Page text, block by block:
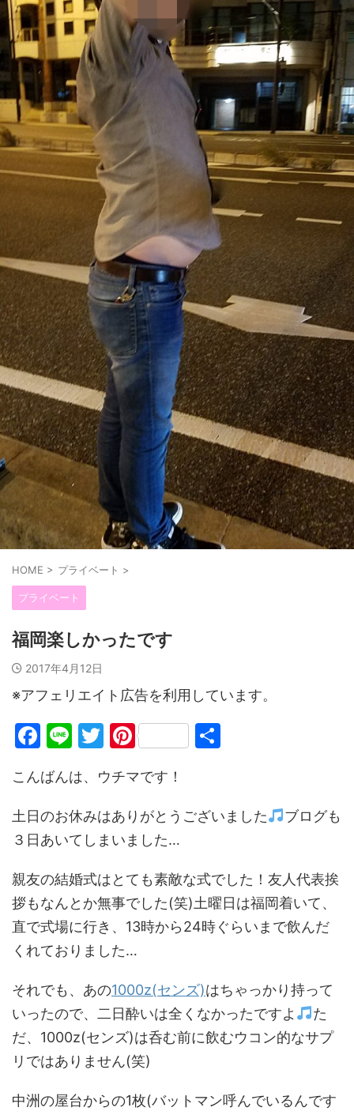
HOME > プライベート >
プライベート
福岡楽しかったです
2017年4月12日
※アフェリエイト広告を利用しています。
F
c
e
b
o
k
Li
e
T
itt
er
Pi
er
e
st
こんばんは、ウチマです！
土日のお休みはありがとうございました
ブログも
３日あいてしまいました…
親友の結婚式はとても素敵な式でした！友人代表挨
拶もなんとか無事でした(笑)土曜日は福岡着いて、
直で式場に行き、13時から24時ぐらいまで飲んだ
くれておりました…
それでも、あの1000z(センズ)はちゃっかり持って
いったので、二日酔いは全くなかったですよ
た
だ、1000z(センズ)は呑む前に飲むウコン的なサプ
リではありません(笑)
中洲の屋台からの1枚(バットマン呼んでいるんです